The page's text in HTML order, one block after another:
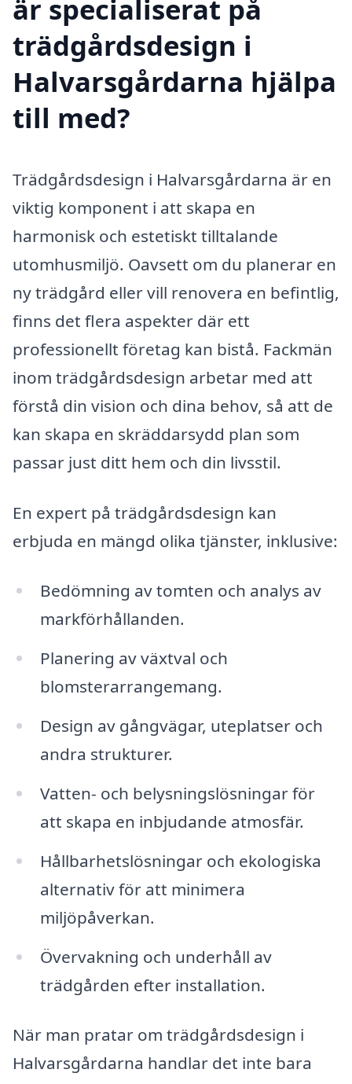
är specialiserat på
trädgårdsdesign i
Halvarsgårdarna hjälpa
till med?
Trädgårdsdesign i Halvarsgårdarna är en
viktig komponent i att skapa en
harmonisk och estetiskt tilltalande
utomhusmiljö. Oavsett om du planerar en
ny trädgård eller vill renovera en befintlig,
finns det flera aspekter där ett
professionellt företag kan bistå. Fackmän
inom trädgårdsdesign arbetar med att
förstå din vision och dina behov, så att de
kan skapa en skräddarsydd plan som
passar just ditt hem och din livsstil.
En expert på trädgårdsdesign kan
erbjuda en mängd olika tjänster, inklusive:
Bedömning av tomten och analys av
markförhållanden.
Planering av växtval och
blomsterarrangemang.
Design av gångvägar, uteplatser och
andra strukturer.
Vatten- och belysningslösningar för
att skapa en inbjudande atmosfär.
Hållbarhetslösningar och ekologiska
alternativ för att minimera
miljöpåverkan.
Övervakning och underhåll av
trädgården efter installation.
När man pratar om trädgårdsdesign i
Halvarsgårdarna handlar det inte bara